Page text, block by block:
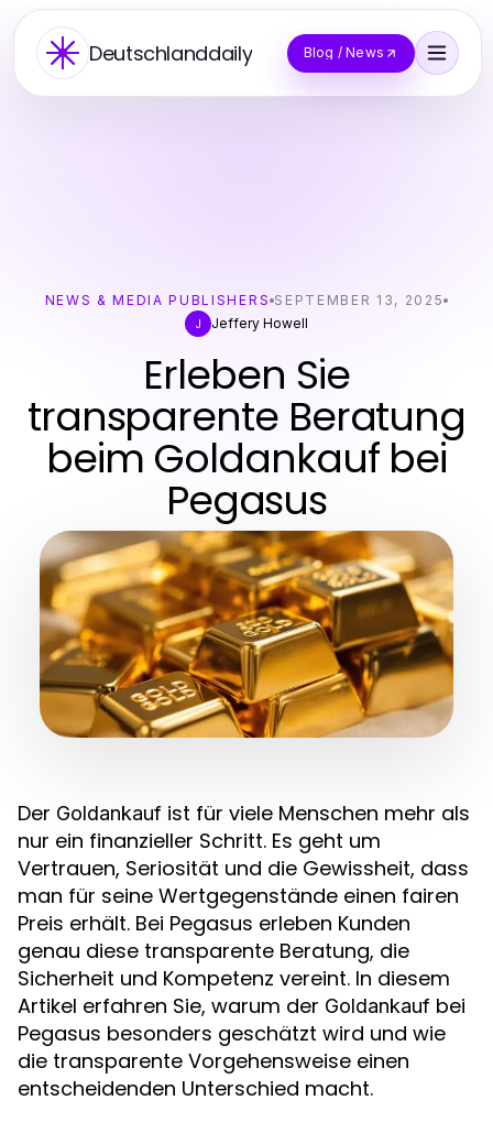
Deutschlanddaily Blog / News
NEWS & MEDIA PUBLISHERS SEPTEMBER 13, 2025
J
Jeffery Howell
Erleben Sie
transparente Beratung
beim Goldankauf bei
Pegasus
Der Goldankauf ist für viele Menschen mehr als
nur ein finanzieller Schritt. Es geht um
Vertrauen, Seriosität und die Gewissheit, dass
man für seine Wertgegenstände einen fairen
Preis erhält. Bei Pegasus erleben Kunden
genau diese transparente Beratung, die
Sicherheit und Kompetenz vereint. In diesem
Artikel erfahren Sie, warum der Goldankauf bei
Pegasus besonders geschätzt wird und wie
die transparente Vorgehensweise einen
entscheidenden Unterschied macht.